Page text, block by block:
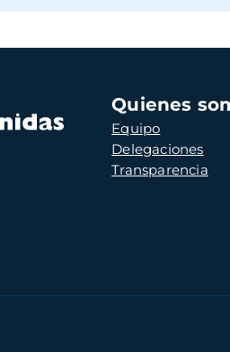
Navegación
principal
Quienes
Equipo
Delegaciones
Transparencia